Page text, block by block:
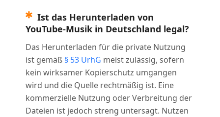
Ist das Herunterladen von
YouTube-Musik in Deutschland legal?
Das Herunterladen für die private Nutzung
ist gemäß § 53 UrhG meist zulässig, sofern
kein wirksamer Kopierschutz umgangen
wird und die Quelle rechtmäßig ist. Eine
kommerzielle Nutzung oder Verbreitung der
Dateien ist jedoch streng untersagt. Nutzen